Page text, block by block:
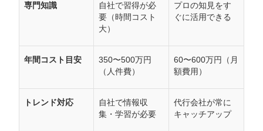
専門知識
自社で習得が必
要（時間コスト
大）
プロの知見をす
ぐに活用できる
年間コスト目安
350〜500万円
（人件費）
60〜600万円（月
額費用）
トレンド対応
自社で情報収
集・学習が必要
代行会社が常に
キャッチアップ